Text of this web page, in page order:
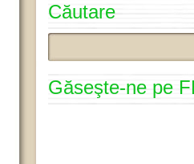
Căutare
Găseşte-ne pe